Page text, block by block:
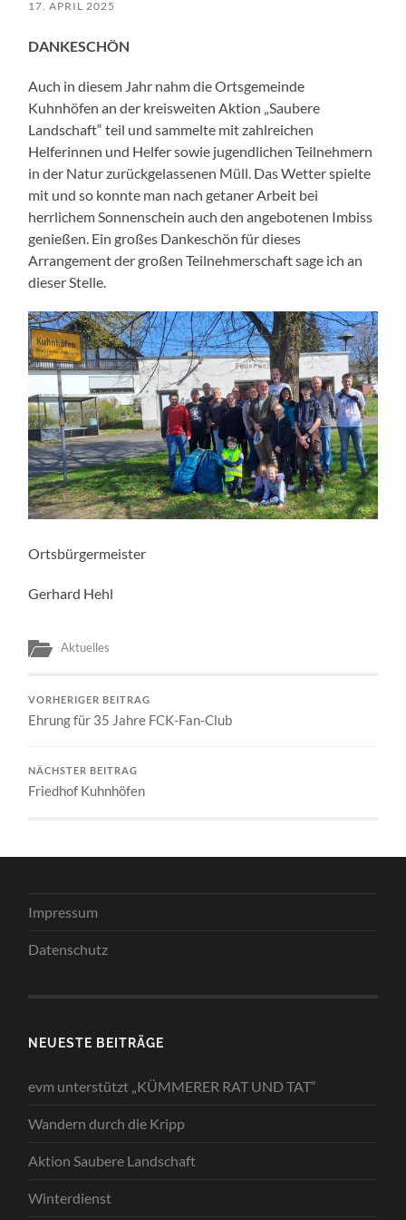
17. APRIL 2025
DANKESCHÖN
Auch in diesem Jahr nahm die Ortsgemeinde
Kuhnhöfen an der kreisweiten Aktion „Saubere
Landschaft“ teil und sammelte mit zahlreichen
Helferinnen und Helfer sowie jugendlichen Teilnehmern
in der Natur zurückgelassenen Müll. Das Wetter spielte
mit und so konnte man nach getaner Arbeit bei
herrlichem Sonnenschein auch den angebotenen Imbiss
genießen. Ein großes Dankeschön für dieses
Arrangement der großen Teilnehmerschaft sage ich an
dieser Stelle.
Ortsbürgermeister
Gerhard Hehl
Aktuelles
VORHERIGER BEITRAG
Ehrung für 35 Jahre FCK-Fan-Club
NÄCHSTER BEITRAG
Friedhof Kuhnhöfen
Impressum
Datenschutz
NEUESTE BEITRÄGE
evm unterstützt „KÜMMERER RAT UND TAT“
Wandern durch die Kripp
Aktion Saubere Landschaft
Winterdienst